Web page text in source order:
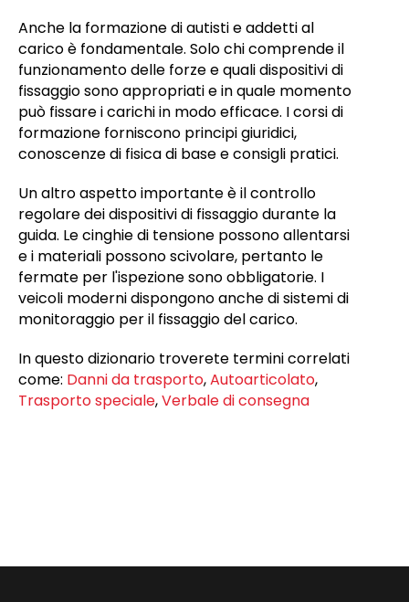
Anche la formazione di autisti e addetti al
carico è fondamentale. Solo chi comprende il
funzionamento delle forze e quali dispositivi di
fissaggio sono appropriati e in quale momento
può fissare i carichi in modo efficace. I corsi di
formazione forniscono principi giuridici,
conoscenze di fisica di base e consigli pratici.
Un altro aspetto importante è il controllo
regolare dei dispositivi di fissaggio durante la
guida. Le cinghie di tensione possono allentarsi
e i materiali possono scivolare, pertanto le
fermate per l'ispezione sono obbligatorie. I
veicoli moderni dispongono anche di sistemi di
monitoraggio per il fissaggio del carico.
In questo dizionario troverete termini correlati
come: Danni da trasporto,Autoarticolato,
Trasporto speciale,Verbale di consegna